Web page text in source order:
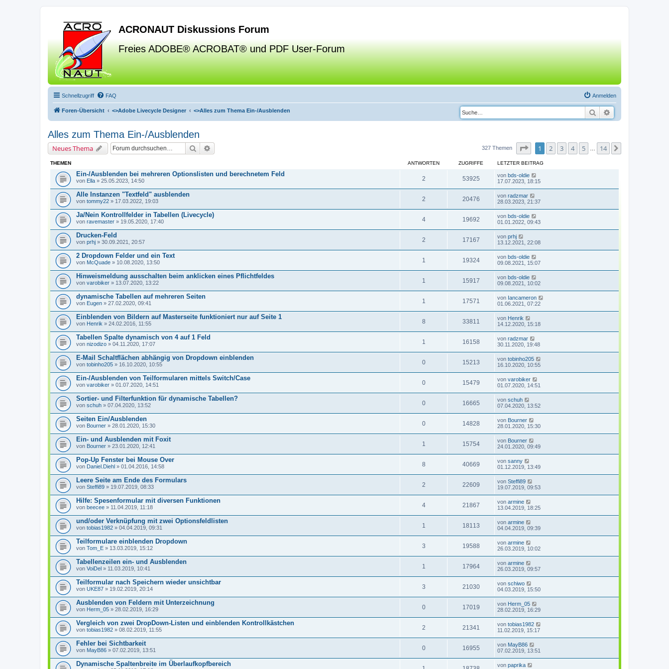
ACRONAUT Diskussions Forum
Freies ADOBE® ACROBAT® und PDF User-Forum
Schnellzugriff FAQ Anmelden
Foren-Übersicht <>Adobe Livecycle Designer <>Alles zum Thema Ein-/Ausblenden Suche
Alles zum Thema Ein-/Ausblenden
Neues Thema Suche 327 Themen Seite von14
1 2 3 4 5 14
THEMEN ANTWORTEN ZUGRIFFE LETZTER BEITRAG
Ein-/Ausblenden bei mehreren Optionslisten und berechnetem Feld
von Ella » 25.05.2023, 14:50 2 53925 von bds-oldie
17.07.2023, 18:15
Alle Instanzen "Textfeld" ausblenden
von tommy22 » 17.03.2022, 19:03 2 20476 von radzmar
28.03.2023, 21:37
Ja/Nein Kontrollfelder in Tabellen (Livecycle)
von ravemaster » 19.05.2020, 17:40 4 19692 von bds-oldie
01.01.2022, 09:43
Drucken-Feld
von prhj » 30.09.2021, 20:57 2 17167 von prhj
13.12.2021, 22:08
2 Dropdown Felder und ein Text
von McQuade » 10.08.2020, 13:50 1 19324 von bds-oldie
09.08.2021, 15:07
Hinweismeldung ausschalten beim anklicken eines Pflichtfeldes
von varobiker » 13.07.2020, 13:22 1 15917 von bds-oldie
09.08.2021, 10:02
dynamische Tabellen auf mehreren Seiten
von Eugen » 27.02.2020, 09:41 1 17571 von Iancameron
01.06.2021, 07:22
Einblenden von Bildern auf Masterseite funktioniert nur auf Seite 1
von Henrik » 24.02.2016, 11:55 8 33811 von Henrik
14.12.2020, 15:18
Tabellen Spalte dynamisch von 4 auf 1 Feld
von nizodizo » 04.11.2020, 17:07 1 16158 von radzmar
30.11.2020, 19:48
E-Mail Schaltflächen abhängig von Dropdown einblenden
von tobinho205 » 16.10.2020, 10:55 0 15213 von tobinho205
16.10.2020, 10:55
Ein-/Ausblenden von Teilformularen mittels Switch/Case
von varobiker » 01.07.2020, 14:51 0 15479 von varobiker
01.07.2020, 14:51
Sortier- und Filterfunktion für dynamische Tabellen?
von schuh » 07.04.2020, 13:52 0 16665 von schuh
07.04.2020, 13:52
Seiten Ein/Ausblenden
von Bourner » 28.01.2020, 15:30 0 14828 von Bourner
28.01.2020, 15:30
Ein- und Ausblenden mit Foxit
von Bourner » 23.01.2020, 12:41 1 15754 von Bourner
24.01.2020, 09:49
Pop-Up Fenster bei Mouse Over
von Daniel.Diehl » 01.04.2016, 14:58 8 40669 von sanny
01.12.2019, 13:49
Leere Seite am Ende des Formulars
von Steffi89 » 19.07.2019, 08:33 2 22609 von Steffi89
19.07.2019, 09:53
Hilfe: Spesenformular mit diversen Funktionen
von beecee » 11.04.2019, 11:18 4 21867 von armine
13.04.2019, 18:25
und/oder Verknüpfung mit zwei Optionsfeldlisten
von tobias1982 » 04.04.2019, 09:31 1 18113 von armine
04.04.2019, 09:39
Teilformulare einblenden Dropdown
von Tom_E » 13.03.2019, 15:12 3 19588 von armine
26.03.2019, 10:02
Tabellenzeilen ein- und Ausblenden
von VoiDel » 11.03.2019, 10:41 1 17964 von armine
26.03.2019, 09:57
Teilformular nach Speichern wieder unsichtbar
von UKE87 » 19.02.2019, 20:14 3 21030 von schiwo
04.03.2019, 15:50
Ausblenden von Feldern mit Unterzeichnung
von Herm_05 » 28.02.2019, 16:29 0 17019 von Herm_05
28.02.2019, 16:29
Vergleich von zwei DropDown-Listen und einblenden Kontrollkästchen
von tobias1982 » 08.02.2019, 11:55 2 21341 von tobias1982
11.02.2019, 15:17
Fehler bei Sichtbarkeit
von MayB86 » 07.02.2019, 13:51 0 16955 von MayB86
07.02.2019, 13:51
Dynamische Spaltenbreite im Überlaufkopfbereich von paprika